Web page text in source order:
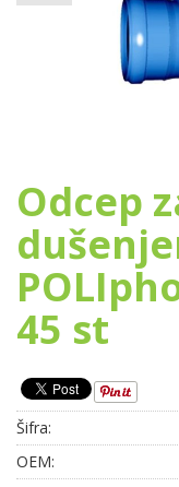
Odcep
45 st
Šifra:
OEM: